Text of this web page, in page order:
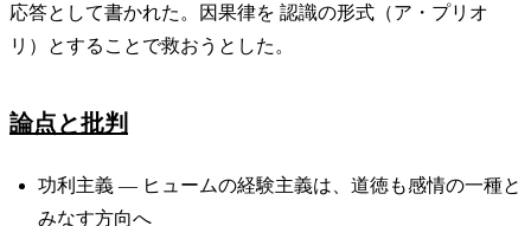
応答として書かれた。因果律を 認識の形式（ア・プリオ
リ）とすることで救おうとした。
論点と批判
功利主義 — ヒュームの経験主義は、道徳も感情の一種と
みなす方向へ